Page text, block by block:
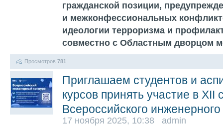
гражданской позиции,
и межконфессиональных
идеологии терроризма и
совместно с Областным дворцом
Просмотров 781
Приглашаем студентов и
курсов принять участие в XII
Всероссийского инженерного
17 ноября 2025, 10:38 admin